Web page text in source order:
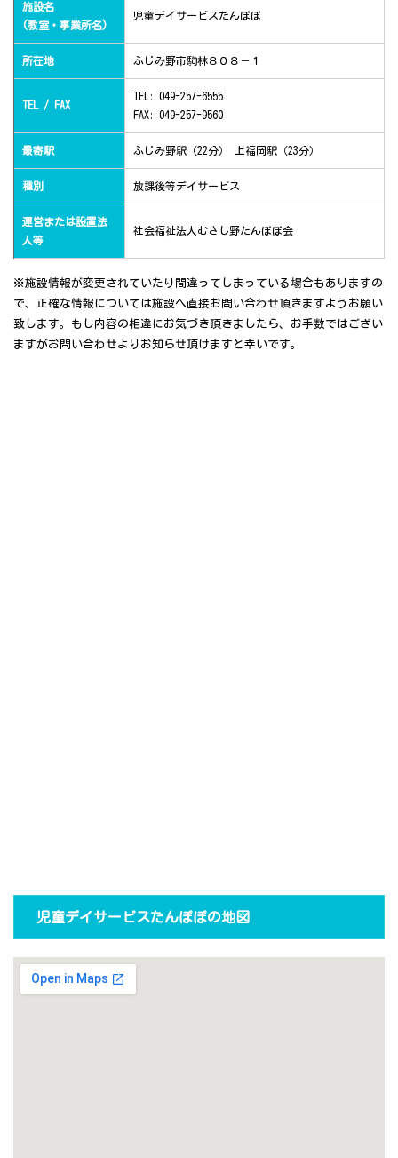
施設名
(教室・事業所名)
児童デイサービスたんぽぽ
所在地 ふじみ野市駒林８０８－１
TEL / FAX
TEL: 049-257-6555
FAX: 049-257-9560
最寄駅 ふじみ野駅（22分） 上福岡駅（23分）
種別 放課後等デイサービス
運営または設置法
人等
社会福祉法人むさし野たんぽぽ会
※施設情報が変更されていたり間違ってしまっている場合もありますの
で、正確な情報については施設へ直接お問い合わせ頂きますようお願い
致します。もし内容の相違にお気づき頂きましたら、お手数ではござい
ますがお問い合わせよりお知らせ頂けますと幸いです。
児童デイサービスたんぽぽの地図